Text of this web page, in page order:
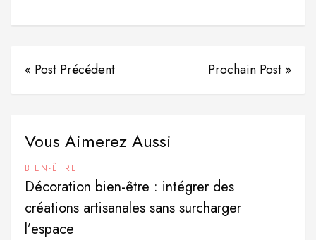
« Post Précédent Prochain Post »
Vous Aimerez Aussi
BIEN-ÊTRE
Décoration bien-être : intégrer des
créations artisanales sans surcharger
l’espace